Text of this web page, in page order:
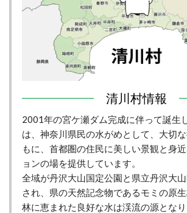
清川村情報
2001年の宮ケ瀬ダム完成に伴って誕生
は、神奈川県民の水がめとして、大切
もに、首都圏の住民に美しい景観と身
ョンの場を提供しています。
全域が丹沢大山国定公園と県立丹沢大
され、県の天然記念物であるモミの原
林に恵まれた良好な水は渓流の源とな